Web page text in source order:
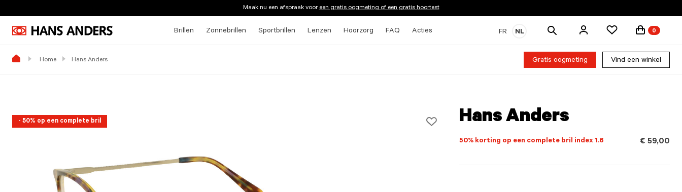
Maak nu een afspraak vooreen gratis oogmeting of een gratis hoortest
Brillen Zonnebrillen Sportbrillen Lenzen Hoorzorg FAQ Acties FR NL
Zoek
0
Home Hans Anders Gratis oogmeting Vind een winkel
- 50% op een complete bril Hans Anders
50% korting op een complete bril index 1.6 € 59,00